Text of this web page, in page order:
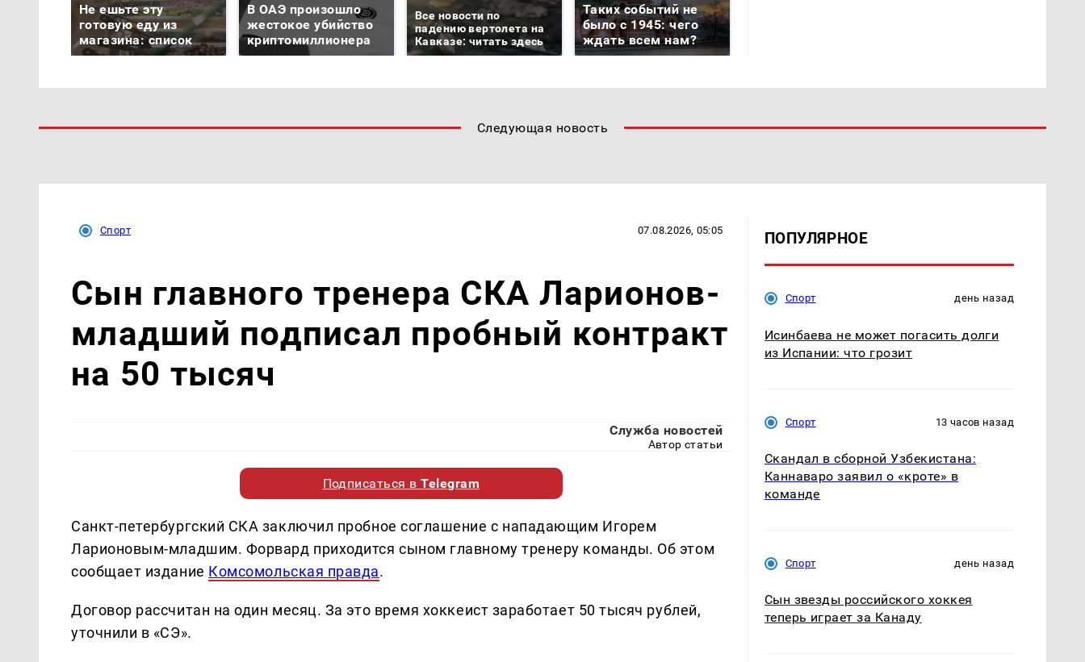
Не ешьте эту
готовую еду из
магазина: список
В ОАЭ произошло
жестокое убийство
криптомиллионера
Все новости по
падению вертолета на
Кавказе: читать здесь
Таких событий не
было с 1945: чего
ждать всем нам?
Следующая новость
Спорт 07.08.2026, 05:05
Сын главного тренера СКА Ларионов-
младший подписал пробный контракт
на 50 тысяч
Служба новостей
Автор статьи
Подписаться вTelegram
Санкт-петербургский СКА заключил пробное соглашение с нападающим Игорем
Ларионовым-младшим. Форвард приходится сыном главному тренеру команды. Об этом
сообщает издание Комсомольская правда.
Договор рассчитан на один месяц. За это время хоккеист заработает 50 тысяч рублей,
уточнили в «СЭ».
ПОПУЛЯРНОЕ
Спорт день назад
Исинбаева не может погасить долги
из Испании: что грозит
Спорт 13 часов назад
Скандал в сборной Узбекистана:
Каннаваро заявил о «кроте» в
команде
Спорт день назад
Сын звезды российского хоккея
теперь играет за Канаду